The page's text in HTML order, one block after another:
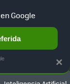
TERRITORIO
×
Google